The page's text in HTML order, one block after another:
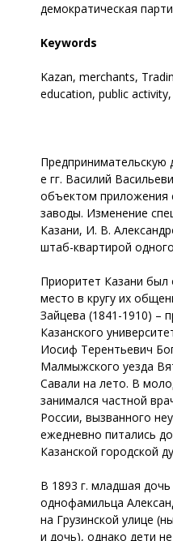
демократическая
Keywords
Kazan, merchants,
education, public
Предпринимательскую
е гг. Василий
объектом приложения
заводы. Изменение
Казани, И. В.
штаб-квартирой
Приоритет Казани был
место в кругу их
Зайцева (1841-1910) –
Казанского
Иосиф Терентьевич
Малмыжского уезда
Савали на лето. В
занимался частной
России, вызванного
ежедневно питались
Казанской городской
В 1893 г. младшая
однофамильца
на Грузинской улице
и дочь), однако дети